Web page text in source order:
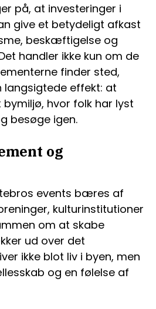
på, at investeringer i
give et betydeligt afkast
beskæftigelse og
handler ikke kun om de
finder sted,
langsigtede effekt: at
hvor folk har lyst
besøge igen.
og
events bæres af
kulturinstitutioner
om at skabe
ud over det
ikke blot liv i byen, men
og en følelse af